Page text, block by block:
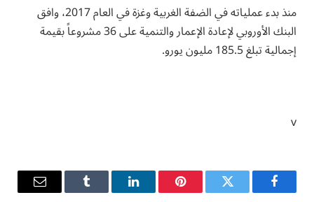
منذ بدء عملياته في الضفة الغربية وغزة في العام 2017، وافق
البنك الأوروبي لإعادة الإعمار والتنمية على 36 مشروعاً بقيمة
إجمالية تبلغ 185.5 مليون يورو.
v
فيسبوك تويتر بينتيريستلينكدإن Tumblr البريد